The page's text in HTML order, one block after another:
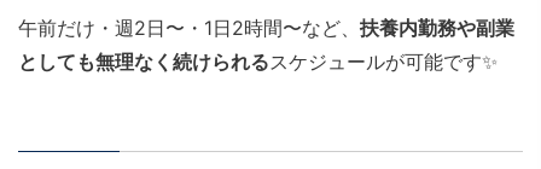
午前だけ・週2日〜・1日2時間〜など、 扶養内勤務や副業
としても無理なく続けられるスケジュールが可能です✨